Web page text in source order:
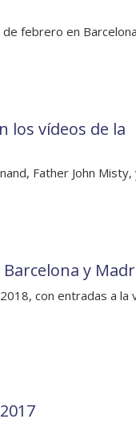
febrero en
los vídeos de la
Father John Misty,
y
con entradas a la